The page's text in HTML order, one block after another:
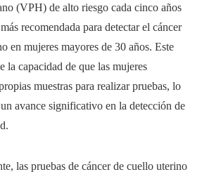
(VPH) de alto riesgo cada cinco años
recomendada para detectar el cáncer
en mujeres mayores de 30 años. Este
la capacidad de que las mujeres
muestras para realizar pruebas, lo
avance significativo en la detección de
las pruebas de cáncer de cuello uterino